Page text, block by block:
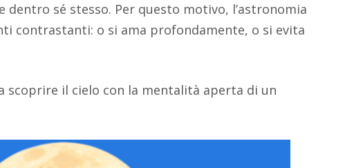
dentro sé stesso. Per questo motivo, l’astronomia
contrastanti: o si ama profondamente, o si evita
scoprire il cielo con la mentalità aperta di un